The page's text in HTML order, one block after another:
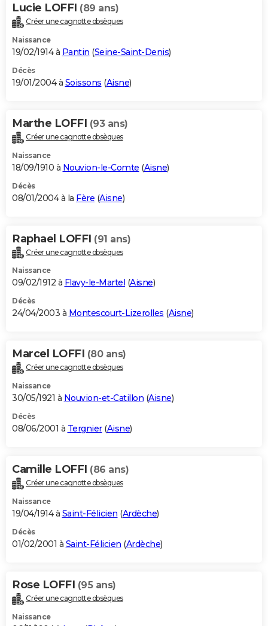
Lucie LOFFI (89 ans)
Créer une cagnotte obsèques
Naissance
19/02/1914 à Pantin (Seine-Saint-Denis)
Décès
19/01/2004 à Soissons (Aisne)
Marthe LOFFI (93 ans)
Créer une cagnotte obsèques
Naissance
18/09/1910 à Nouvion-le-Comte (Aisne)
Décès
08/01/2004 à la Fère (Aisne)
Raphael LOFFI (91 ans)
Créer une cagnotte obsèques
Naissance
09/02/1912 à Flavy-le-Martel (Aisne)
Décès
24/04/2003 à Montescourt-Lizerolles (Aisne)
Marcel LOFFI (80 ans)
Créer une cagnotte obsèques
Naissance
30/05/1921 à Nouvion-et-Catillon (Aisne)
Décès
08/06/2001 à Tergnier(Aisne)
Camille LOFFI (86 ans)
Créer une cagnotte obsèques
Naissance
19/04/1914 à Saint-Félicien (Ardèche)
Décès
01/02/2001 à Saint-Félicien (Ardèche)
Rose LOFFI (95 ans)
Créer une cagnotte obsèques
Naissance